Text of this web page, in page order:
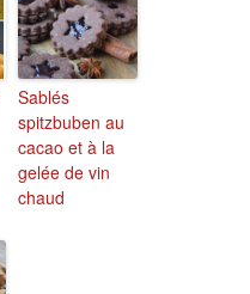
Sablés
spitzbuben au
cacao et à la
gelée de vin
chaud